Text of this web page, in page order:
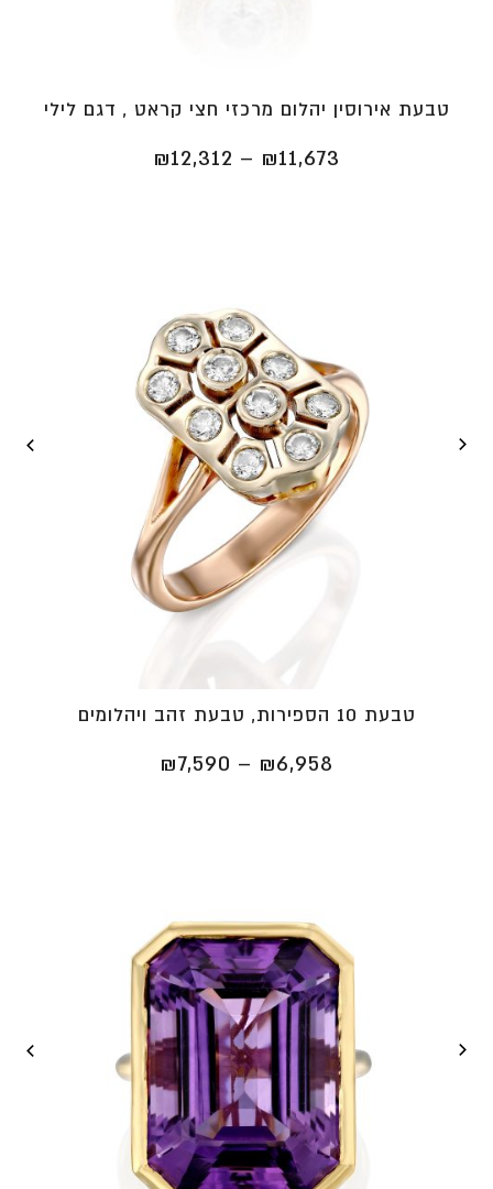
טבעת אירוסין יהלום מרכזי חצי קראט , דגם לילי
₪11,673
–
₪12,312
טבעת 10 הספירות, טבעת זהב ויהלומים
₪6,958
–
₪7,590